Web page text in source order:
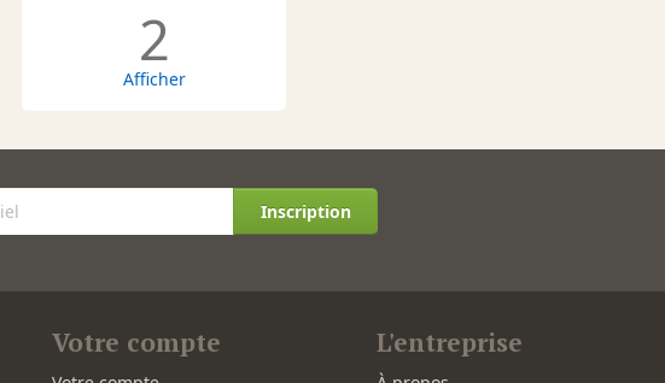
2
Afficher
Inscription
Votre compte L'entreprise